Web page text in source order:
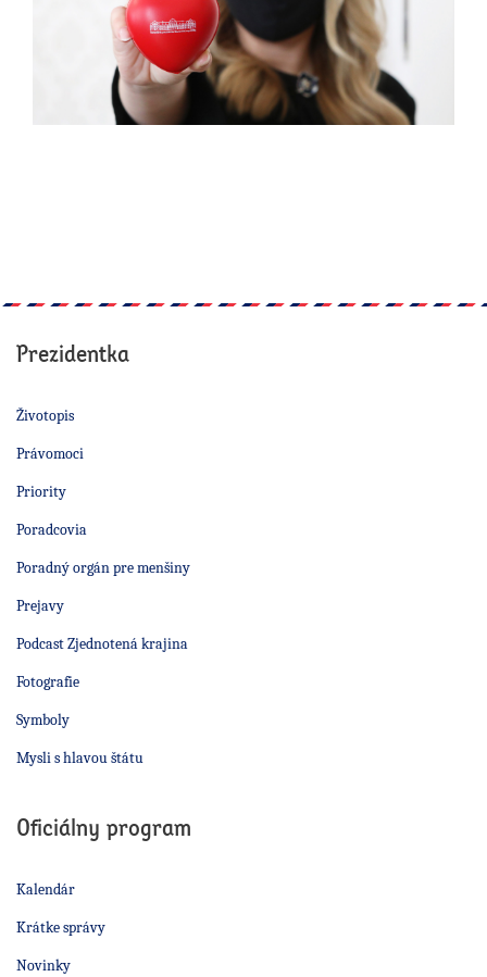
Prezidentka
Životopis
Právomoci
Priority
Poradcovia
Poradný orgán pre menšiny
Prejavy
Podcast Zjednotená krajina
Fotografie
Symboly
Mysli s hlavou štátu
Oficiálny program
Kalendár
Krátke správy
Novinky